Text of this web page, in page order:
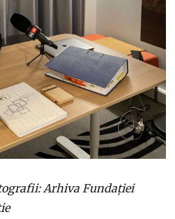
Arhiva Fundației